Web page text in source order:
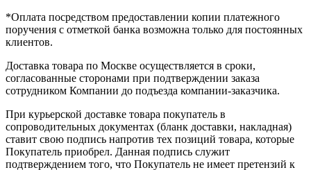
*Оплата посредством предоставлении копии платежного
поручения с отметкой банка возможна только для постоянных
клиентов.
Доставка товара по Москве осуществляется в сроки,
согласованные сторонами при подтверждении заказа
сотрудником Компании до подъезда компании-заказчика.
При курьерской доставке товара покупатель в
сопроводительных документах (бланк доставки, накладная)
ставит свою подпись напротив тех позиций товара, которые
Покупатель приобрел. Данная подпись служит
подтверждением того, что Покупатель не имеет претензий к